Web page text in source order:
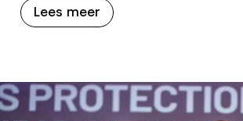
Lees meer